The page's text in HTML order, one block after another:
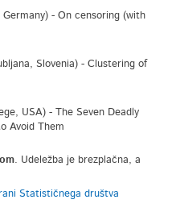
- On censoring (with
Slovenia) - Clustering of
USA) - The Seven Deadly
Avoid Them
. Udeležba je brezplačna, a
Statističnega društva